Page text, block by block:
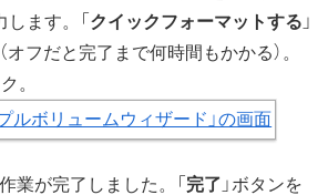
します。「 クイックフォーマットする 」
オフだと完了まで何時間もかかる）。
。
業が完了しました。「 完了 」ボタンを